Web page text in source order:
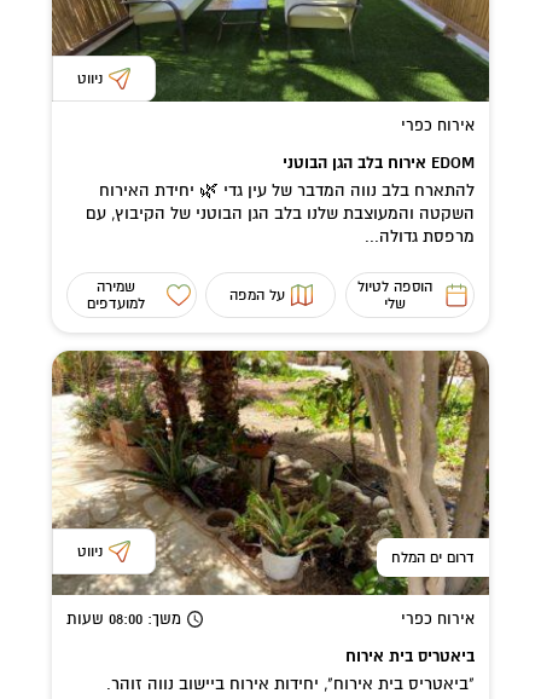
ניווט
אירוח כפרי
EDOM אירוח בלב הגן הבוטני
להתארח בלב נווה המדבר של עין גדי 🌿 יחידת האירוח
השקטה והמעוצבת שלנו בלב הגן הבוטני של הקיבוץ, עם
מרפסת גדולה...
הוספה לטיול
שלי
על המפה
שמירה
למועדפים
דרום ים המלח ניווט
אירוח כפרי משך: 08:00 שעות
ביאטריס בית אירוח
"ביאטריס בית אירוח", יחידות אירוח ביישוב נווה זוהר.